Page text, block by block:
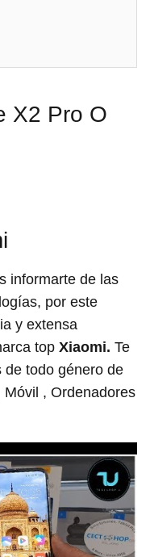
X2 Pro O
informarte de las
por este
y extensa
top Xiaomi. Te
de todo género de
, Ordenadores